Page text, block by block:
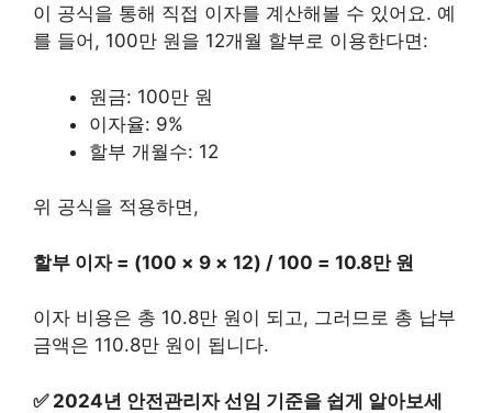
이 공식을 통해 직접 이자를 계산해볼 수 있어요. 예
를 들어, 100만 원을 12개월 할부로 이용한다면:
원금: 100만 원
이자율: 9%
할부 개월수: 12
위 공식을 적용하면,
할부 이자 = (100 × 9 × 12) / 100 = 10.8만 원
이자 비용은 총 10.8만 원이 되고, 그러므로 총 납부
금액은 110.8만 원이 됩니다.
✅ 2024년 안전관리자 선임 기준을 쉽게 알아보세